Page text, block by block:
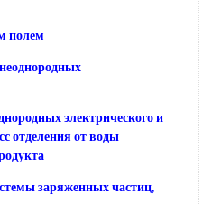
полем
электрического и
отделения от воды
заряженных частиц,